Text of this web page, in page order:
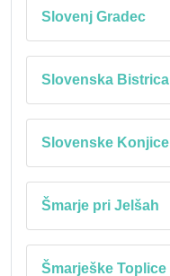
Slovenj Gradec
Slovenska Bistrica
Slovenske Konjice
Šmarje pri Jelšah
Šmarješke Toplice